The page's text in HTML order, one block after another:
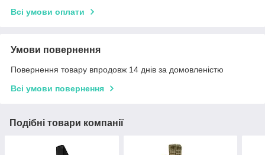
Всі умови оплати
Умови повернення
Повернення товару впродовж 14 днів за домовленістю
Всі умови повернення
Подібні товари компанії